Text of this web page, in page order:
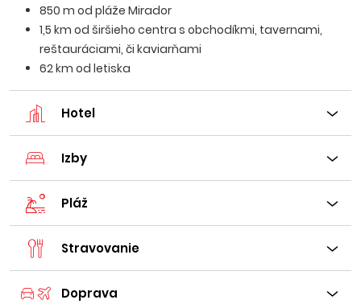
850 m od pláže Mirador
1,5 km od širšieho centra s obchodíkmi, tavernami,
reštauráciami, či kaviarňami
62 km od letiska
Hotel
Izby
Pláž
Stravovanie
Doprava